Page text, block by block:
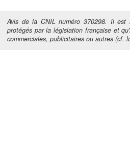
Avis de la CNIL numéro 370298. Il est
protégés par la législation française et
commerciales, publicitaires ou autres (cf.